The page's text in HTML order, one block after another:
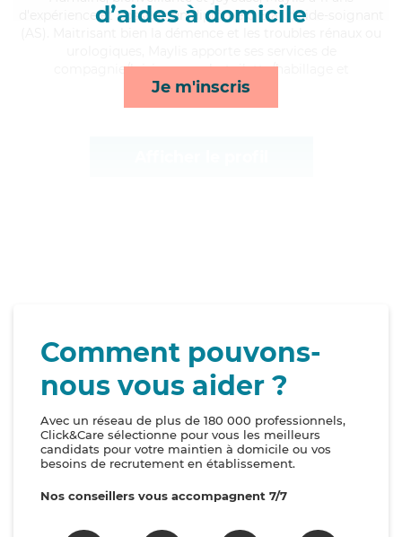
d’aides à domicile
Je m'inscris
d'expérience et possède un diplôme d'Etat d'aide-soignant
compagnie/loisirs, rappels, toilette/habillage et
courses/livraison*
Comment pouvons-
nous vous aider ?
Avec un réseau de plus de 180 000 professionnels,
Click&Care sélectionne pour vous les meilleurs
candidats pour votre maintien à domicile ou vos
besoins de recrutement en établissement.
Nos conseillers vous accompagnent 7/7